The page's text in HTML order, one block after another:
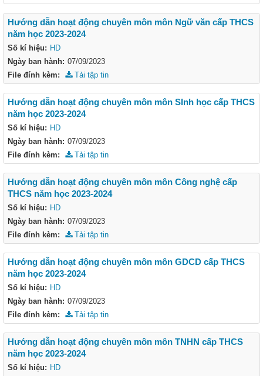
Số kí hiệu: HD
Ngày ban hành: 07/09/2023
Hướng dẫn hoạt động chuyên môn môn Ngữ văn cấp THCS
năm học 2023-2024
File đính kèm: Tải tập tin
Số kí hiệu: HD
Ngày ban hành: 07/09/2023
Hướng dẫn hoạt động chuyên môn môn SInh học cấp THCS
năm học 2023-2024
File đính kèm: Tải tập tin
Số kí hiệu: HD
Ngày ban hành: 07/09/2023
Hướng dẫn hoạt động chuyên môn môn Công nghệ cấp
THCS năm học 2023-2024
File đính kèm: Tải tập tin
Số kí hiệu: HD
Ngày ban hành: 07/09/2023
Hướng dẫn hoạt động chuyên môn môn GDCD cấp THCS
năm học 2023-2024
File đính kèm: Tải tập tin
Số kí hiệu: HD
Hướng dẫn hoạt động chuyên môn môn TNHN cấp THCS
năm học 2023-2024